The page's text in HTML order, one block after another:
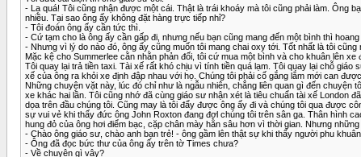
- Lạ quá! Tôi cũng nhận được một cái. Thật là trái khoáy mà tôi cũng phải làm. Ông
nhiều. Tại sao ông ấy không đặt hàng trực tiếp nhỉ?
- Tôi đoán ông ấy cần tức thì.
- Cứ tạm cho là ông ấy cần gấp đi, nhưng nếu bạn cũng mang đến một bình thì
- Nhưng vì lý do nào đó, ông ấy cũng muốn tôi mang chai oxy tới. Tốt nhất là tôi cũng
Mặc kệ cho Summerlee cằn nhằn phản đối, tôi cứ mua một bình và cho khuân lên xe
Tôi quay lại trả tiền taxi. Tài xế rất khó chịu vì tính tiền quá lạm. Tôi quay lại chỗ
xế của ông ra khỏi xe định đập nhau với họ. Chúng tôi phải cố gắng lắm mới can
Những chuyện vặt này, lúc đó chỉ như là ngẫu nhiên, chẳng liên quan gì đến
xe khác hai lần. Tôi cũng nhớ đã cùng giáo sư nhận xét là tiêu chuẩn tài xế London
dọa trên đầu chúng tôi. Cũng may là tôi đẩy được ông ấy đi và chúng tôi qua được
sự vui vẻ khi thấy đức ông John Roxton đang đợl chúng tôi trên sân ga. Thân hình
hung đỏ của ông hơi điểm bạc, cặp chân mày hằn sâu hơn vì thời gian. Nhưng
- Chào ông giáo sư, chào anh bạn trẻ! - ông gầm lên thật sự khi thấy người phu
- Ông đã đọc bức thư của ông ấy trên tờ Times chưa?
- Về chuyện gì vậy?